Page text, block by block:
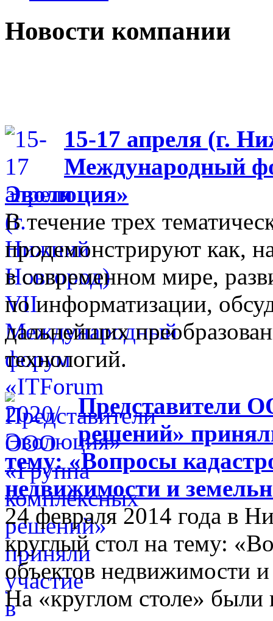
Новости компании
15-17 апреля (г.
Международный
Эволюция»
В течение трех
продемонстрируют как,
в современном мире,
по информатизации,
дальнейших
технологий.
Представители
решений»
тему: «Вопросы
недвижимости и
24 февраля 2014 года в
круглый стол на тему:
объектов недвижимости
На «круглом столе»